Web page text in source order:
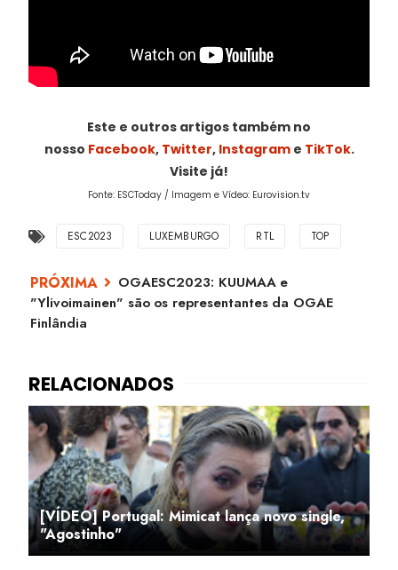
Este e outros artigos também no
nosso Facebook, Twitter, Instagrame TikTok.
Visite já!
Fonte: ESCToday / Imagem e Vídeo: Eurovision.tv
ESC2023 LUXEMBURGO RTL TOP
OGAESC2023: KUUMAA e
"Ylivoimainen" são os representantes da OGAE
Finlândia
[VÍDEO] Portugal: Mimicat lança novo single,
"Agostinho"